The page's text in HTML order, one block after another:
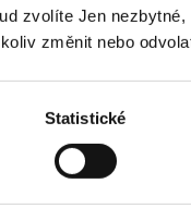
zvolíte Jen nezbytné,
změnit nebo
Statistické